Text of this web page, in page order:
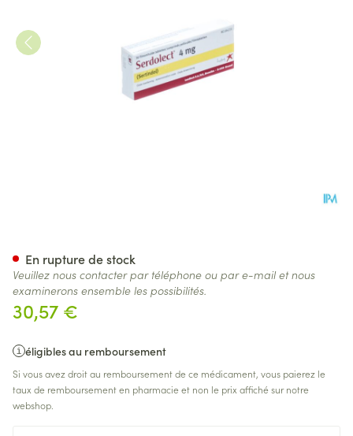
30,57 €
éligibles au remboursement
Si vous avez droit au remboursement de ce médicament, vous paierez le
taux de remboursement en pharmacie et non le prix affiché sur notre
webshop.
En rupture de stock
Veuillez nous contacter par téléphone ou par e-mail et nous
examinerons ensemble les possibilités.